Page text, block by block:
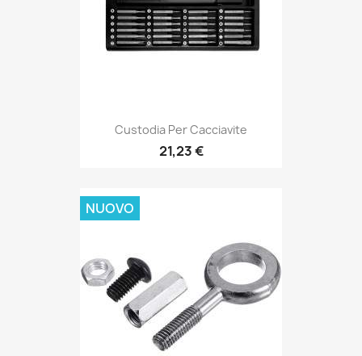
Custodia Per Cacciavite
21,23 €
NUOVO